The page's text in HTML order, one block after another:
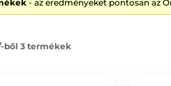
- az eredményeket pontosan az
ből 3 termékek